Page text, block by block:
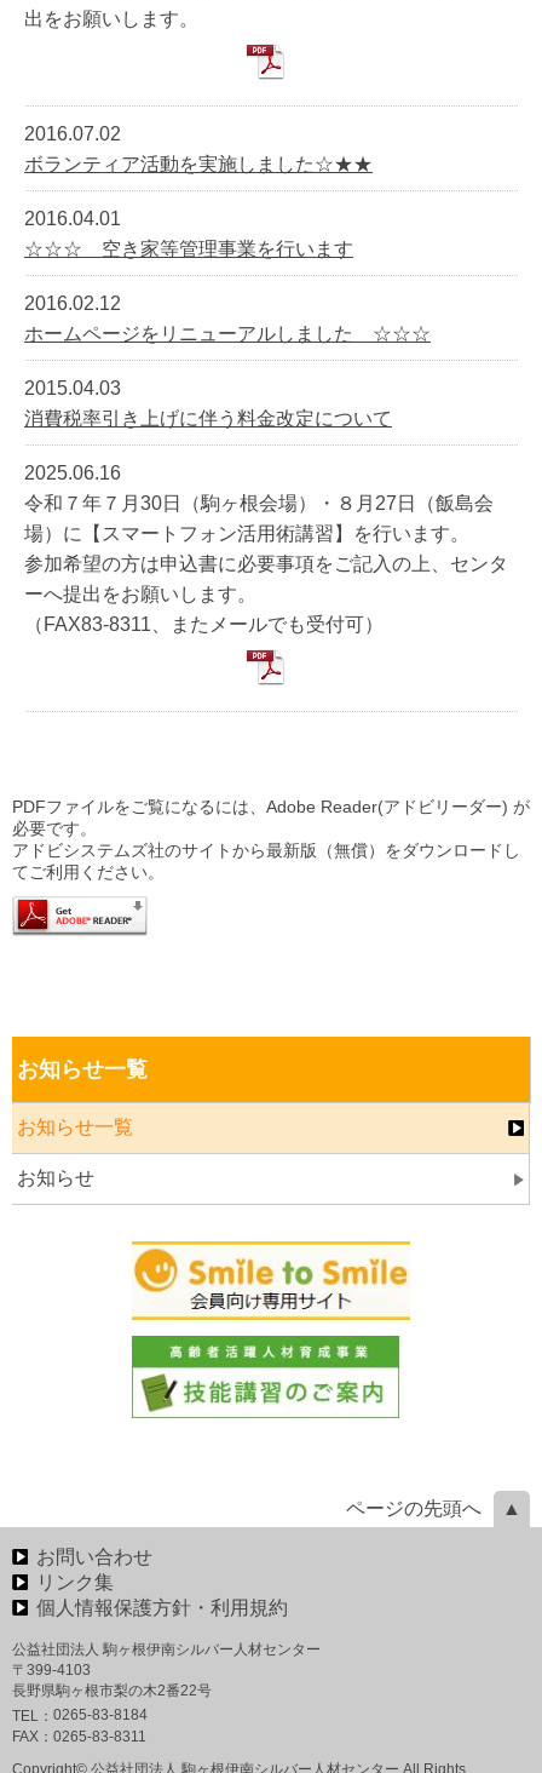
出をお願いします。
2016.07.02
ボランティア活動を実施しました☆★★
2016.04.01
☆☆☆ 空き家等管理事業を行います
2016.02.12
ホームページをリニューアルしました ☆☆☆
2015.04.03
消費税率引き上げに伴う料金改定について
2025.06.16
令和７年７月30日（駒ヶ根会場）・８月27日（飯島会
場）に【スマートフォン活用術講習】を行います。
参加希望の方は申込書に必要事項をご記入の上、センタ
ーへ提出をお願いします。
（FAX83-8311、またメールでも受付可）
PDFファイルをご覧になるには、Adobe Reader(アドビリーダー) が
必要です。
アドビシステムズ社のサイトから最新版（無償）をダウンロードし
てご利用ください。
お知らせ一覧
お知らせ一覧
お知らせ
ページの先頭へ
お問い合わせ
リンク集
個人情報保護方針・利用規約
公益社団法人 駒ヶ根伊南シルバー人材センター
〒399-4103
長野県駒ヶ根市梨の木2番22号
TEL： 0265-83-8184
FAX： 0265-83-8311
Copyright© 公益社団法人 駒ヶ根伊南シルバー人材センター All Rights